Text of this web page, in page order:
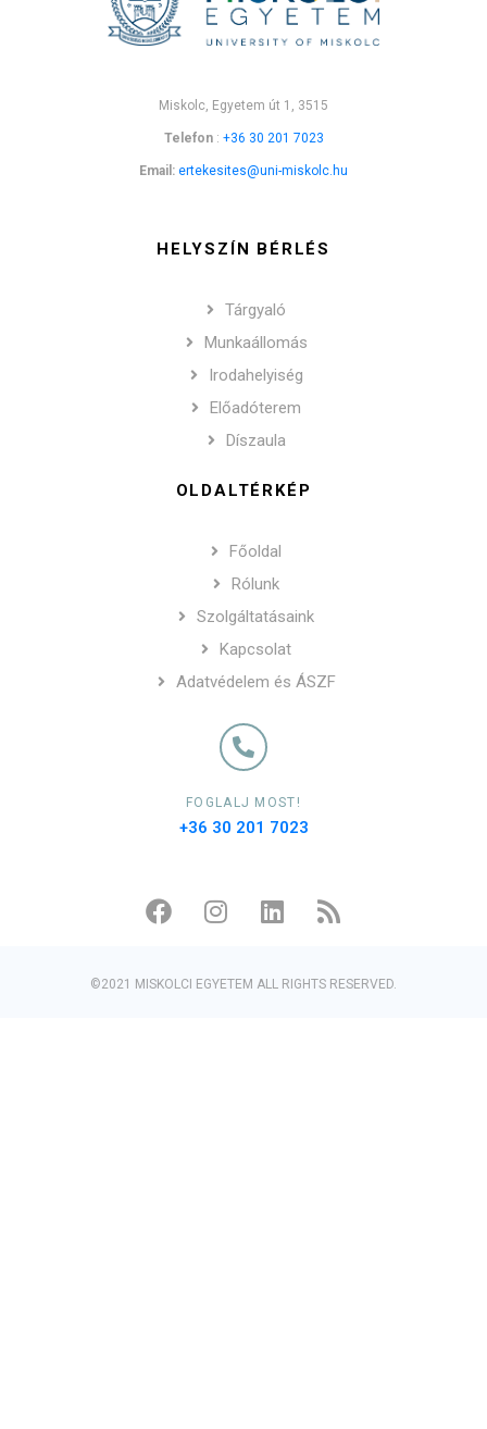
Miskolc, Egyetem út 1, 3515
Telefon: +36 30 201 7023
Email: ertekesites@uni-miskolc.hu
HELYSZÍN BÉRLÉS
Tárgyaló
Munkaállomás
Irodahelyiség
Előadóterem
Díszaula
OLDALTÉRKÉP
Főoldal
Rólunk
Szolgáltatásaink
Kapcsolat
Adatvédelem és ÁSZF
FOGLALJ MOST!
+36 30 201 7023
©2021 MISKOLCI EGYETEM ALL RIGHTS RESERVED.